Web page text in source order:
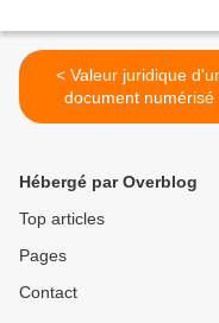
< Valeur juridique d'un
document numérisé
Hébergé par Overblog
Top articles
Pages
Contact